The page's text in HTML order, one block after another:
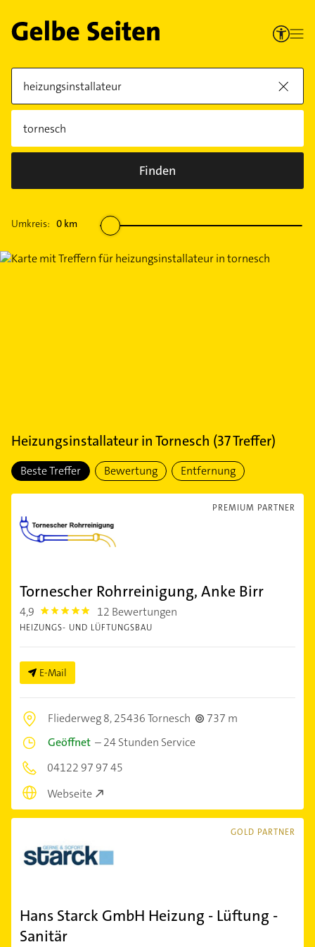
Finden
Umkreis: 0 km
HeizungsinstallateurinTornesch (37Treffer)
Beste Treffer Bewertung Entfernung
PREMIUM PARTNER
Tornescher Rohrreinigung, Anke Birr
4,9 4.9 12 Bewertungen
HEIZUNGS- UND LÜFTUNGSBAU
E-Mail
Fliederweg 8,25436 Tornesch
737 m
Geöffnet –24 Stunden Service
04122 97 97 45
Webseite
GOLD PARTNER
Hans Starck GmbH Heizung - Lüftung -
Sanitär